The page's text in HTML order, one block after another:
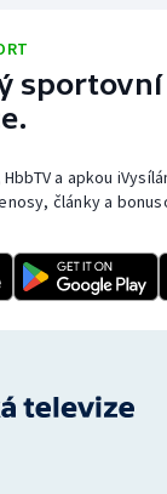
a apkou
články a